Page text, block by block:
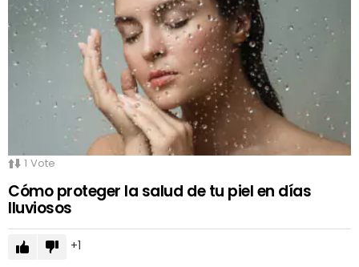
1 Vote
Cómo proteger la salud de tu piel en días
lluviosos
1